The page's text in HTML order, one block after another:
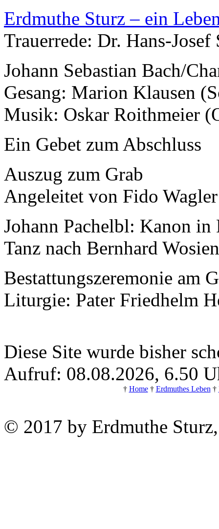
Erdmuthe Sturz – ein
Trauerrede: Dr. Hans-Josef
Johann Sebastian Bach/
Gesang: Marion Klausen
Musik: Oskar Roithmeier
Ein Gebet zum Abschluss
Auszug zum Grab
Angeleitet von Fido Wagler
Johann Pachelbl: Kanon in
Tanz nach Bernhard
Bestattungszeremonie am
Liturgie: Pater Friedhelm
Diese Site wurde bisher
Aufruf: 08.08.2026, 6.50
† Home† Erdmuthes Leben †
© 2017 by Erdmuthe